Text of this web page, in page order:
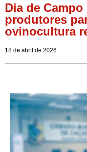
Dia de
produtores
ovinocultura
18 de abril de 2026